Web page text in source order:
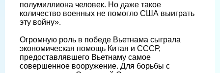
полумиллиона человек. Но даже такое
количество военных не помогло США выиграть
эту войну».
Огромную роль в победе Вьетнама сыграла
экономическая помощь Китая и СССР,
предоставлявшего Вьетнаму самое
совершенное вооружение. Для борьбы с